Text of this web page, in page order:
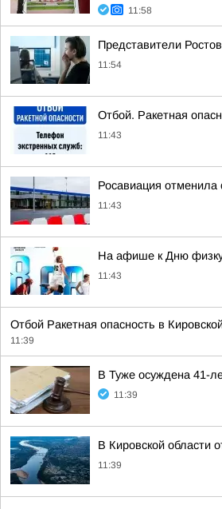
11:58
Представители
11:54
Отбой. Ракетная
11:43
Росавиация отменила
11:43
На афише к Дню
11:43
Отбой Ракетная опасность в
11:39
В Туже осуждена 41-
11:39
В Кировской области
11:39